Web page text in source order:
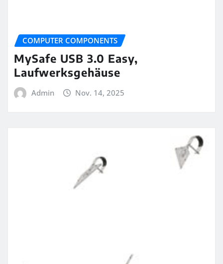
COMPUTER COMPONENTS
MySafe USB 3.0 Easy,
Laufwerksgehäuse
Admin Nov. 14, 2025